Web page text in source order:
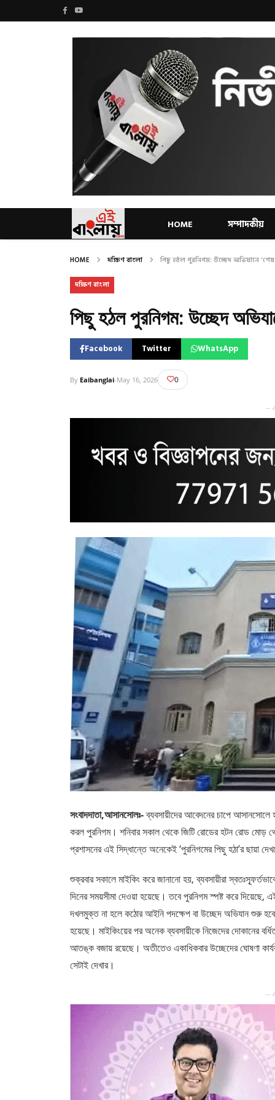
HOME সম্পাদকীয়
HOME দক্ষিণ বাংলা পিছু হঠল পুরনিগম: উচ্ছেদ অভিযানে
দক্ষিণ বাংলা
পিছু হঠল পুরনিগম: উচ্ছেদ
Facebook Twitter WhatsApp
By Eaibanglai-May 16, 2026 0
—
সংবাদদাতা,আসানসোলঃ-ব্যবসায়ীদের আবেদনের চাপে
করল পুরনিগম। শনিবার সকাল থেকে জিটি রোডের হটন রোড মোড়
প্রশাসনের এই সিদ্ধান্তে অনেকেই ‘পুরনিগমের পিছু হঠা’র ছায়া
​শুক্রবার সকালে মাইকিং করে জানানো হয়, ব্যবসায়ীরা
দিনের সময়সীমা দেওয়া হয়েছে। তবে পুরনিগম স্পষ্ট করে দিয়েছে,
দখলমুক্ত না হলে কঠোর আইনি পদক্ষেপ বা উচ্ছেদ অভিযান শুরু
হয়েছে। মাইকিংয়ের পর অনেক ব্যবসায়ীকে নিজেদের দোকানের
আতঙ্ক বজায় রয়েছে। অতীতেও একাধিকবার উচ্ছেদের ঘোষণা
সেটাই দেখার।
—